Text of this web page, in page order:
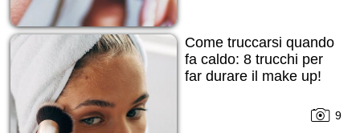
Come truccarsi quando
fa caldo: 8 trucchi per
far durare il make up!
9